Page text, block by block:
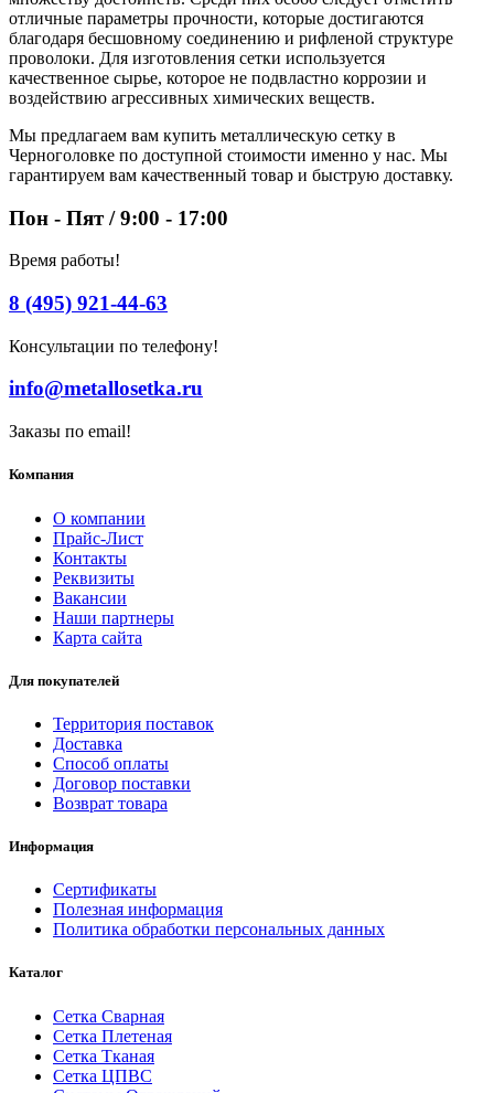
отличные параметры прочности, которые достигаются
благодаря бесшовному соединению и рифленой структуре
проволоки. Для изготовления сетки используется
качественное сырье, которое не подвластно коррозии и
воздействию агрессивных химических веществ.
Мы предлагаем вам купить металлическую сетку в
Черноголовке по доступной стоимости именно у нас. Мы
гарантируем вам качественный товар и быструю доставку.
Пон - Пят / 9:00 - 17:00
Время работы!
8 (495) 921-44-63
Консультации по телефону!
info@metallosetka.ru
Заказы по email!
Компания
О компании
Прайс-Лист
Контакты
Реквизиты
Вакансии
Наши партнеры
Карта сайта
Для покупателей
Территория поставок
Доставка
Способ оплаты
Договор поставки
Возврат товара
Информация
Сертификаты
Полезная информация
Политика обработки персональных данных
Каталог
Сетка Сварная
Сетка Плетеная
Сетка Тканая
Сетка ЦПВС